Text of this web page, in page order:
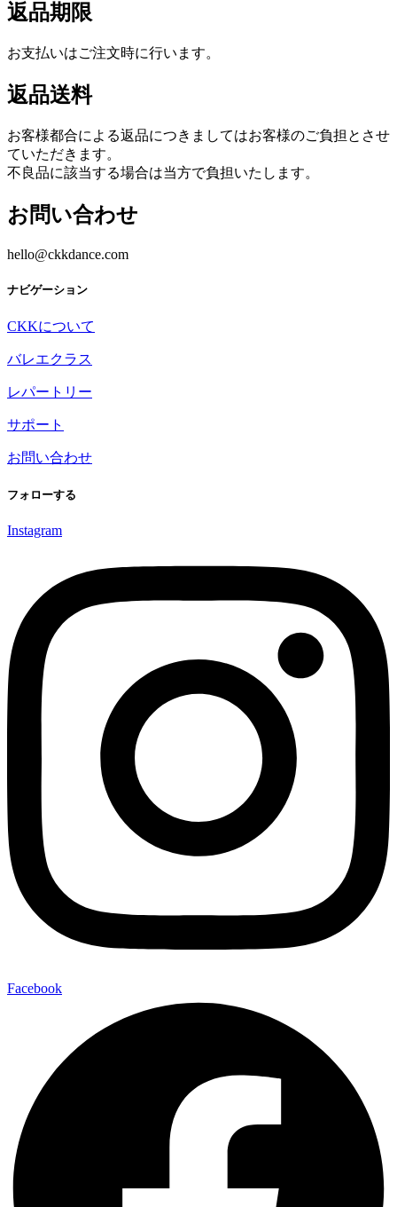
返品期限
お支払いはご注文時に行います。
返品送料
お客様都合による返品につきましてはお客様のご負担とさせ
ていただきます。
不良品に該当する場合は当方で負担いたします。
お問い合わせ
hello@ckkdance.com
ナビゲーション
CKKについて
バレエクラス
レパートリー
サポート
お問い合わせ
フォローする
Instagram
Facebook